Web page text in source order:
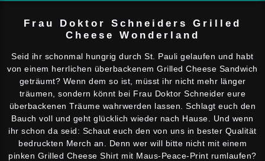
Frau Doktor Schneiders Grilled
Cheese Wonderland
Seid ihr schonmal hungrig durch St. Pauli gelaufen und habt
von einem herrlichen überbackenem Grilled Cheese Sandwich
geträumt? Wenn dem so ist, müsst ihr nicht mehr länger
träumen, sondern könnt bei Frau Doktor Schneider eure
überbackenen Träume wahrwerden lassen. Schlagt euch den
Bauch voll und geht glücklich wieder nach Hause. Und wenn
ihr schon da seid: Schaut euch den von uns in bester Qualität
bedruckten Merch an. Denn wer will bitte nicht mit einem
pinken Grilled Cheese Shirt mit Maus-Peace-Print rumlaufen?